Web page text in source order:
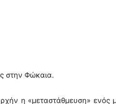
στην Φώκαια.
η «μεταστάθμευση» ενός